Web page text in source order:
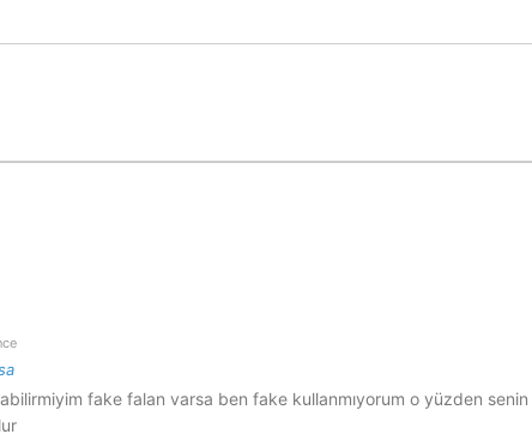
fake falan varsa ben fake kullanmıyorum o yüzden senin